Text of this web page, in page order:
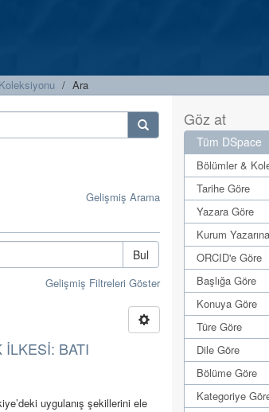
Ara
Gelişmiş Arama
Bul
Gelişmiş Filtreleri Göster
İLKESİ: BATI
uygulanış şekillerini ele
Göz at
Tüm DSpace
Bölümler &
Tarihe Göre
Yazara Göre
Kurum
ORCID'e Göre
Başlığa Göre
Konuya Göre
Türe Göre
Dile Göre
Bölüme Göre
Kategoriye